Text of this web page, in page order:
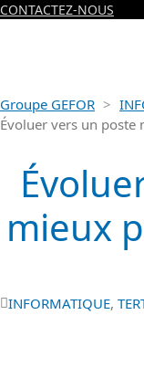
CONTACTEZ-NOUS
Groupe GEFOR >
Évoluer vers un poste
mieux
INFORMATIQUE,